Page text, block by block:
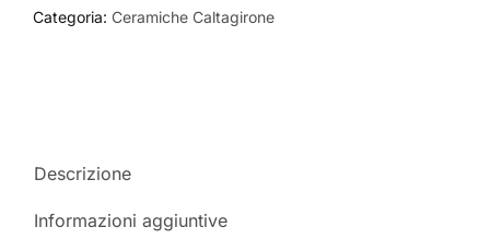
Categoria: Ceramiche Caltagirone
Descrizione
Informazioni aggiuntive